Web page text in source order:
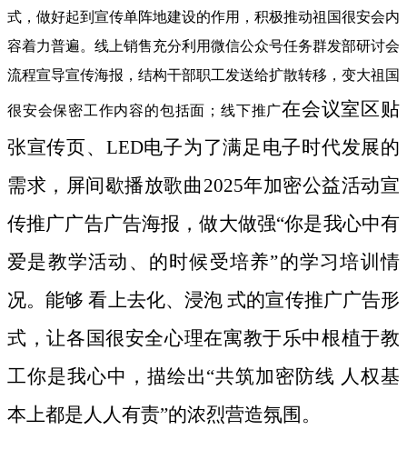
式，做好起到宣传单阵地建设的作用，积极推动祖国很安会内
容着力普遍。线上销售充分利用微信公众号任务群发部研讨会
流程宣导宣传海报，结构干部职工发送给扩散转移，变大祖国
很安会保密工作内容的包括面；线下推广在会议室区贴
张宣传页、LED电子为了满足电子时代发展的
需求，屏间歇播放歌曲2025年加密公益活动宣
传推广广告广告海报，做大做强“你是我心中有
爱是教学活动、的时候受培养”的学习培训情
况。能够 看上去化、浸泡 式的宣传推广广告形
式，让各国很安全心理在寓教于乐中根植于教
工你是我心中，描绘出“共筑加密防线 人权基
本上都是人人有责”的浓烈营造氛围。